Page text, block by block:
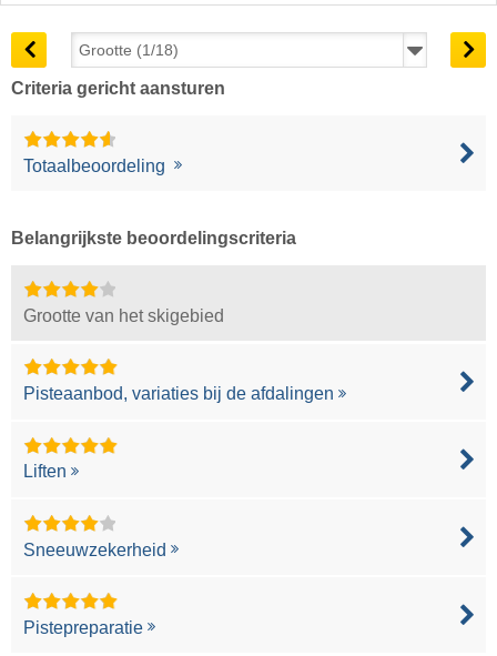
Criteria gericht aansturen
Totaalbeoordeling
Belangrijkste beoordelingscriteria
Grootte van het skigebied
Pisteaanbod, variaties bij de afdalingen
Liften
Sneeuwzekerheid
Pistepreparatie